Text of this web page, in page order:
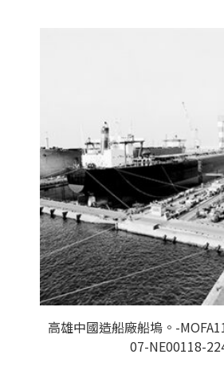
高雄中國造船廠船塢。-
07-NE00118-